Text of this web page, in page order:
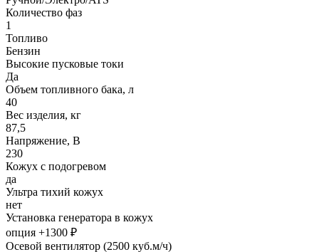
Количество фаз
1
Топливо
Бензин
Высокие пусковые токи
Да
Объем топливного бака, л
40
Вес изделия, кг
87,5
Напряжение, В
230
Кожух с подогревом
да
Ультра тихий кожух
нет
Установка генератора в кожух
опция +1300 ₽
Осевой вентилятор (2500 куб.м/ч)